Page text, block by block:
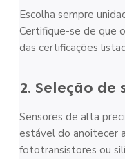
Escolha sempre
Certifique-se de que
das certificações
2. Seleção de
Sensores de alta
estável do anoitecer
fototransistores ou